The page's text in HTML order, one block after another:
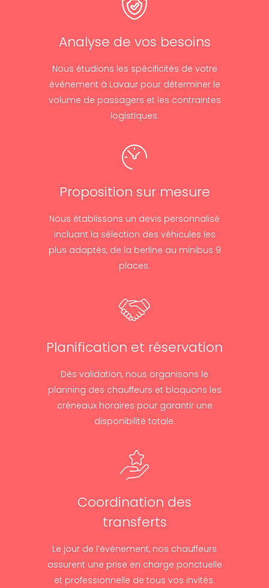
Analyse de vos besoins
Nous étudions les spécificités de votre
événement à Lavaur pour déterminer le
volume de passagers et les contraintes
logistiques.
Proposition sur mesure
Nous établissons un devis personnalisé
incluant la sélection des véhicules les
plus adaptés, de la berline au minibus 9
places.
Planification et réservation
Dès validation, nous organisons le
planning des chauffeurs et bloquons les
créneaux horaires pour garantir une
disponibilité totale.
Coordination des
transferts
Le jour de l’événement, nos chauffeurs
assurent une prise en charge ponctuelle
et professionnelle de tous vos invités.